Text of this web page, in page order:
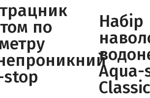
по
stop
Набір
Aqua-